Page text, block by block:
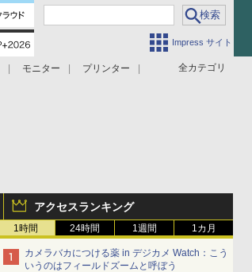
Impress サイト
全カテゴリ
モニター
プリンター
アクセスランキング
1時間 24時間 1週間 1カ月
カメラバカにつける薬 in デジカメ Watch：こう
いうのはフィールドズームと呼ぼう